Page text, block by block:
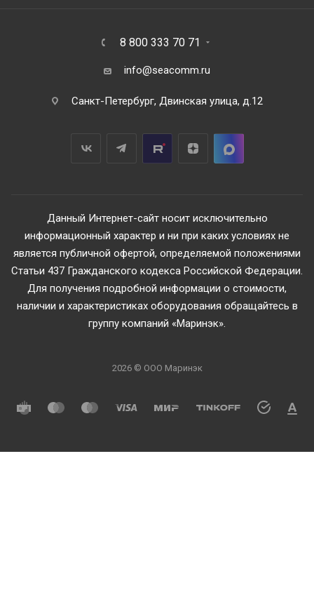
8 800 333 70 71
info@seacomm.ru
Санкт-Петербург, Двинская улица, д.12
Данный Интернет-сайт носит исключительно
информационный характер и ни при каких условиях не
является публичной офертой, определяемой положениями
Статьи 437 Гражданского кодекса Российской Федерации.
Для получения подробной информации о стоимости,
наличии и характеристиках оборудования обращайтесь в
группу компаний «Маринэк».
2026 © ООО Маринэк